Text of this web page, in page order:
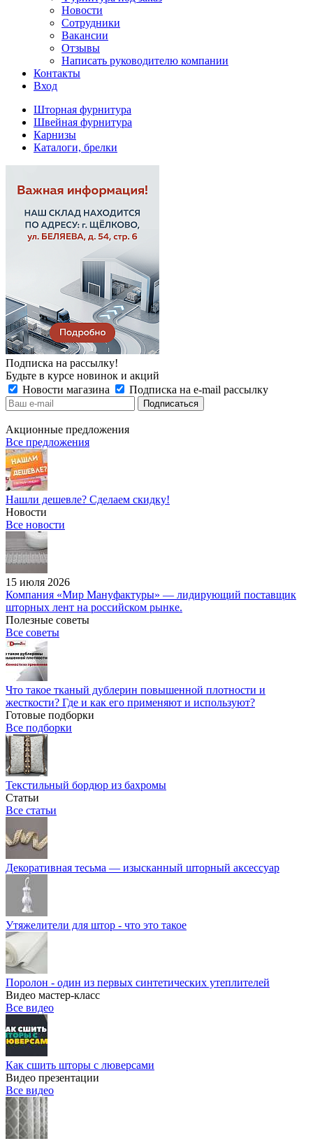
Новости
Сотрудники
Вакансии
Отзывы
Написать руководителю компании
Контакты
Вход
Шторная фурнитура
Швейная фурнитура
Карнизы
Каталоги, брелки
Подписка на рассылку!
Будьте в курсе новинок и акций
Новости магазина
Подписка на e-mail рассылку
Акционные предложения
Все предложения
Нашли дешевле? Сделаем скидку!
Новости
Все новости
15 июля 2026
Компания «Мир Мануфактуры» — лидирующий поставщик
шторных лент на российском рынке.
Полезные советы
Все советы
Что такое тканый дублерин повышенной плотности и
жесткости? Где и как его применяют и используют?
Готовые подборки
Все подборки
Текстильный бордюр из бахромы
Статьи
Все статьи
Декоративная тесьма — изысканный шторный аксессуар
Утяжелители для штор - что это такое
Поролон - один из первых синтетических утеплителей
Видео мастер-класс
Все видео
Как сшить шторы с люверсами
Видео презентации
Все видео